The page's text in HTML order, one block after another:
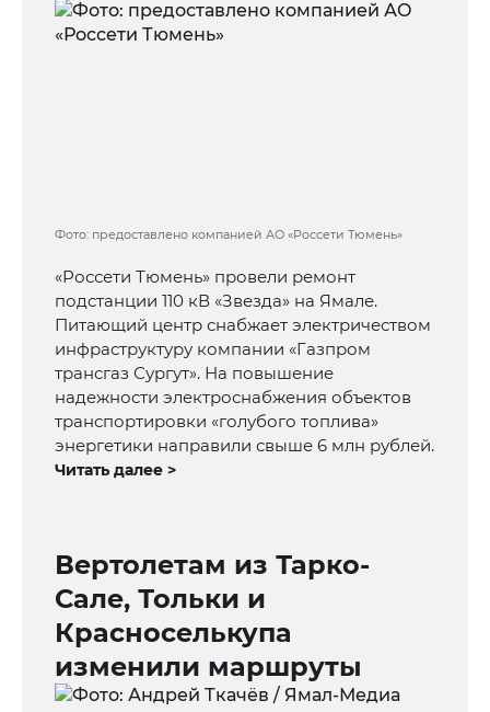
Фото: предоставлено компанией АО «Россети Тюмень»
«Россети Тюмень» провели ремонт
подстанции 110 кВ «Звезда» на Ямале.
Питающий центр снабжает электричеством
инфраструктуру компании «Газпром
трансгаз Сургут». На повышение
надежности электроснабжения объектов
транспортировки «голубого топлива»
энергетики направили свыше 6 млн рублей.
Читать далее >
Вертолетам из Тарко-
Сале, Тольки и
Красноселькупа
изменили маршруты